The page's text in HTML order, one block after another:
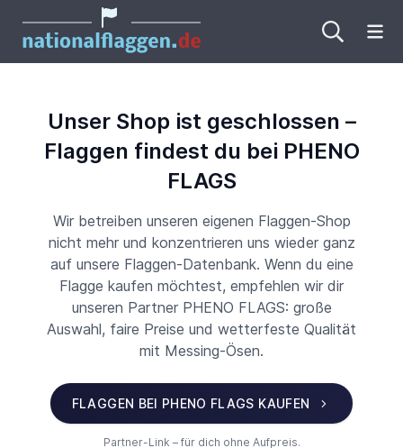
Unser Shop ist geschlossen –
Flaggen findest du bei PHENO
FLAGS
Wir betreiben unseren eigenen Flaggen-Shop
nicht mehr und konzentrieren uns wieder ganz
auf unsere Flaggen-Datenbank. Wenn du eine
Flagge kaufen möchtest, empfehlen wir dir
unseren Partner PHENO FLAGS: große
Auswahl, faire Preise und wetterfeste Qualität
mit Messing-Ösen.
FLAGGEN BEI PHENO FLAGS KAUFEN
Partner-Link – für dich ohne Aufpreis.